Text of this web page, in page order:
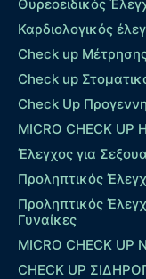
Θυρεοειδικός
Καρδιολογικός
Check up
Check up
Check Up
MICRO CHECK UP
Έλεγχος για
Προληπτικός
Προληπτικός
Γυναίκες
MICRO CHECK
CHECK UP